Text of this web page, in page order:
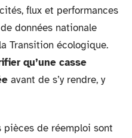
flux et performances
données nationale
Transition écologique.
qu’une casse
avant de s’y rendre, y
pièces de réemploi sont